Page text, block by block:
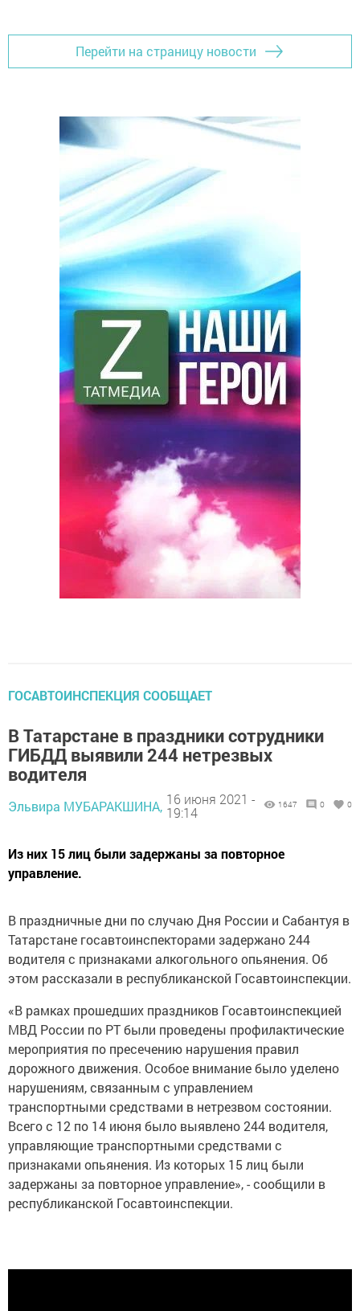
Перейти на страницу новости
ГОСАВТОИНСПЕКЦИЯ СООБЩАЕТ
В Татарстане в праздники сотрудники
ГИБДД выявили 244 нетрезвых
водителя
Эльвира МУБАРАКШИНА, 16 июня 2021 -
19:14
1647 0 0
Из них 15 лиц были задержаны за повторное
управление.
В праздничные дни по случаю Дня России и Сабантуя в
Татарстане госавтоинспекторами задержано 244
водителя с признаками алкогольного опьянения. Об
этом рассказали в республиканской Госавтоинспекции.
«В рамках прошедших праздников Госавтоинспекцией
МВД России по РТ были проведены профилактические
мероприятия по пресечению нарушения правил
дорожного движения. Особое внимание было уделено
нарушениям, связанным с управлением
транспортными средствами в нетрезвом состоянии.
Всего с 12 по 14 июня было выявлено 244 водителя,
управляющие транспортными средствами с
признаками опьянения. Из которых 15 лиц были
задержаны за повторное управление», - сообщили в
республиканской Госавтоинспекции.